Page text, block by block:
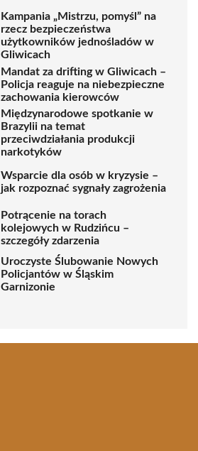
Kampania „Mistrzu, pomyśl” na
rzecz bezpieczeństwa
użytkowników jednośladów w
Gliwicach
Mandat za drifting w Gliwicach –
Policja reaguje na niebezpieczne
zachowania kierowców
Międzynarodowe spotkanie w
Brazylii na temat
przeciwdziałania produkcji
narkotyków
Wsparcie dla osób w kryzysie –
jak rozpoznać sygnały zagrożenia
Potrącenie na torach
kolejowych w Rudzińcu –
szczegóły zdarzenia
Uroczyste Ślubowanie Nowych
Policjantów w Śląskim
Garnizonie